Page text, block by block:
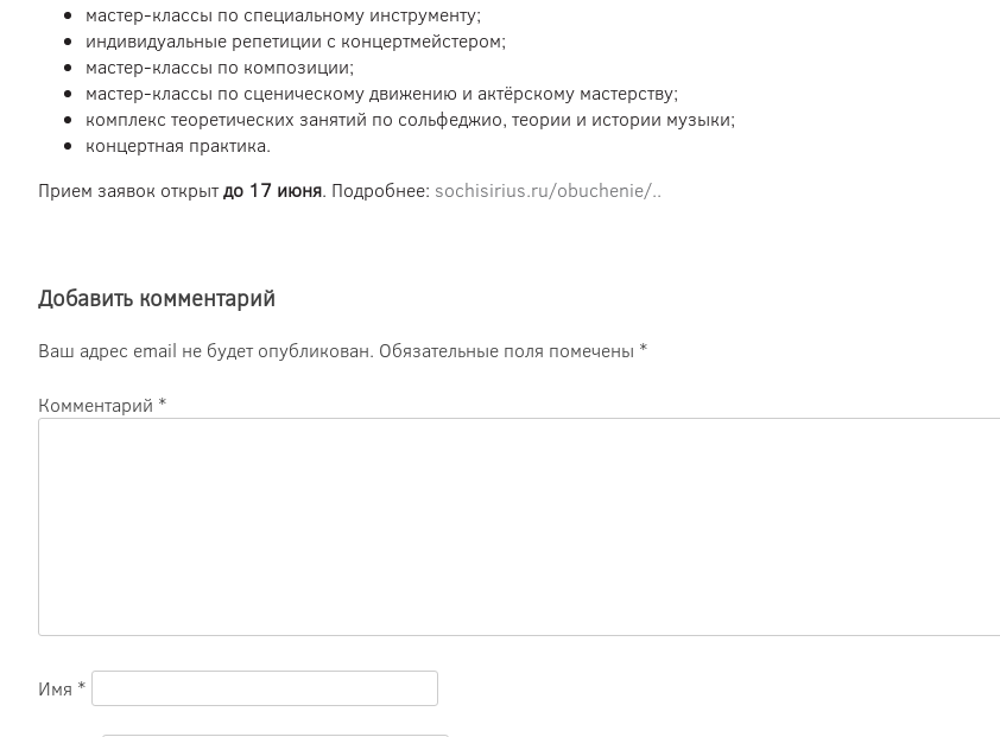
мастер-классы по специальному инструменту;
индивидуальные репетиции с концертмейстером;
мастер-классы по композиции;
мастер-классы по сценическому движению и актёрскому мастерству;
комплекс теоретических занятий по сольфеджио, теории и истории музыки;
концертная практика.
Прием заявок открытдо 17 июня. Подробнее: sochisirius.ru/obuchenie/..
Добавить комментарий
Ваш адрес email не будет опубликован. Обязательные поля помечены *
Комментарий *
Имя *